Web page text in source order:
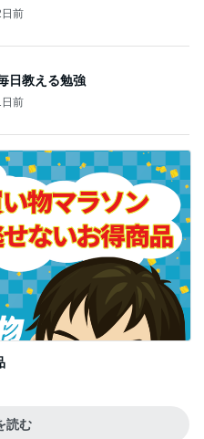
前
日教える勉強
日前
読む